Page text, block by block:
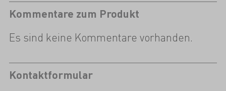
Kommentare zum Produkt
Es sind keine Kommentare vorhanden.
Kontaktformular